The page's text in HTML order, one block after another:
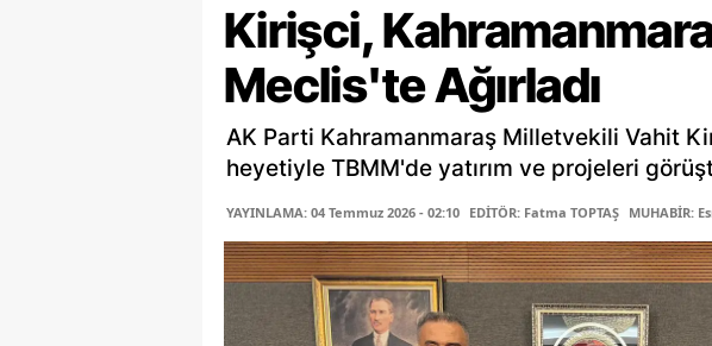
Kirişci,
Meclis'te Ağırladı
AK Parti Kahramanmaraş Milletvekili Vahit
heyetiyle TBMM'de yatırım ve projeleri
YAYINLAMA: 04 Temmuz 2026 - 02:10 EDİTÖR: Fatma TOPTAŞ MUHABİR: